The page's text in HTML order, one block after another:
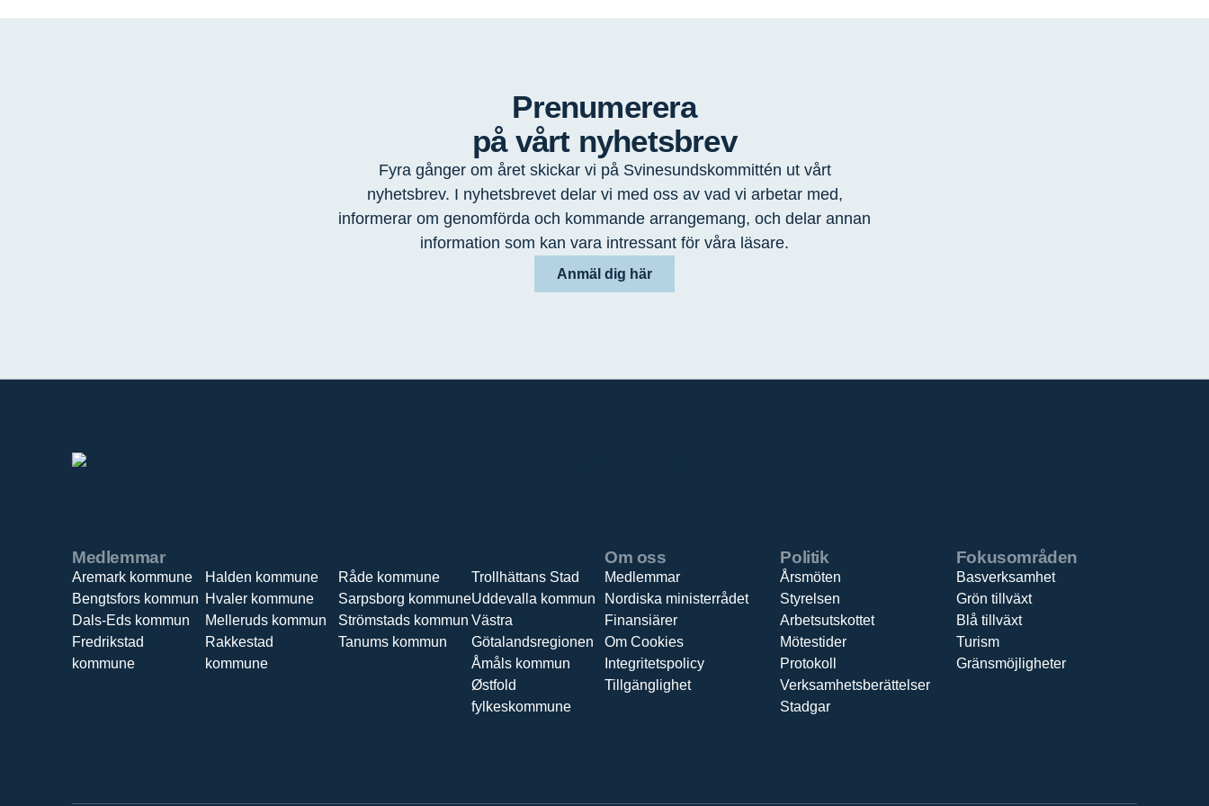
Prenumerera
på vårt nyhetsbrev
Fyra gånger om året skickar vi på Svinesundskommittén ut vårt
nyhetsbrev. I nyhetsbrevet delar vi med oss av vad vi arbetar med,
informerar om genomförda och kommande arrangemang, och delar annan
information som kan vara intressant för våra läsare.
Anmäl dig här
Medlemmar
Aremark kommune
Bengtsfors kommun
Dals-Eds kommun
Fredrikstad
kommune
Halden kommune
Hvaler kommune
Melleruds kommun
Rakkestad
kommune
Råde kommune
Sarpsborg kommune
Strömstads kommun
Tanums kommun
Trollhättans Stad
Uddevalla kommun
Västra
Götalandsregionen
Åmåls kommun
Østfold
fylkeskommune
Om oss
Medlemmar
Nordiska ministerrådet
Finansiärer
Om Cookies
Integritetspolicy
Tillgänglighet
Politik
Årsmöten
Styrelsen
Arbetsutskottet
Mötestider
Protokoll
Verksamhetsberättelser
Stadgar
Fokusområden
Basverksamhet
Grön tillväxt
Blå tillväxt
Turism
Gränsmöjligheter